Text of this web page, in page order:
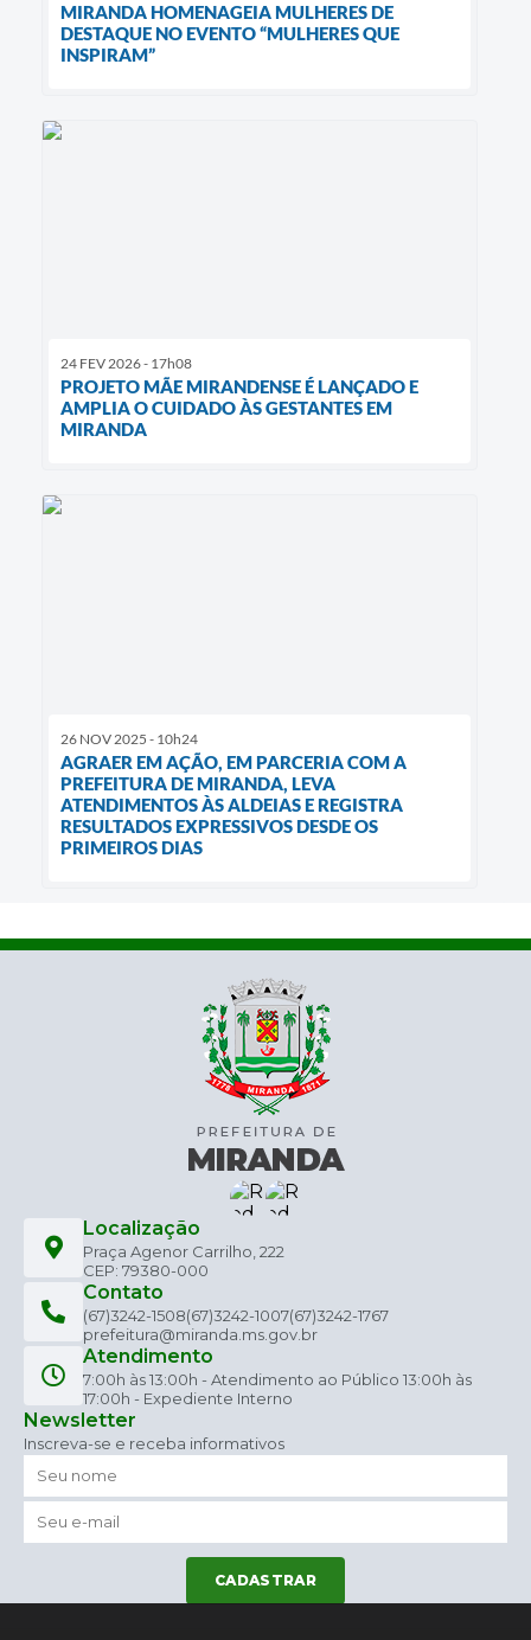
MIRANDA HOMENAGEIA MULHERES DE
DESTAQUE NO EVENTO “MULHERES QUE
INSPIRAM”
24 FEV 2026 - 17h08
PROJETO MÃE MIRANDENSE É LANÇADO E
AMPLIA O CUIDADO ÀS GESTANTES EM
MIRANDA
26 NOV 2025 - 10h24
AGRAER EM AÇÃO, EM PARCERIA COM A
PREFEITURA DE MIRANDA, LEVA
ATENDIMENTOS ÀS ALDEIAS E REGISTRA
RESULTADOS EXPRESSIVOS DESDE OS
PRIMEIROS DIAS
Localização
Praça Agenor Carrilho, 222
CEP: 79380-000
Contato
(67)3242-1508(67)3242-1007(67)3242-1767
prefeitura@miranda.ms.gov.br
Atendimento
7:00h às 13:00h - Atendimento ao Público 13:00h às
17:00h - Expediente Interno
Newsletter
Inscreva-se e receba informativos
CADASTRAR